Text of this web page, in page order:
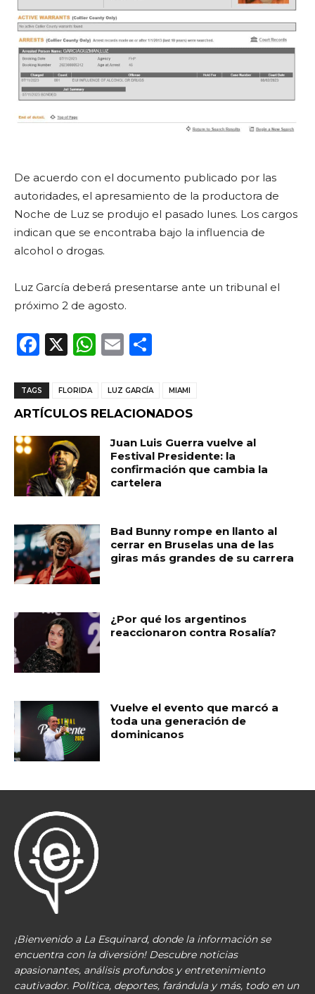
De acuerdo con el documento publicado por las
autoridades, el apresamiento de la productora de
Noche de Luz se produjo el pasado lunes. Los cargos
indican que se encontraba bajo la influencia de
alcohol o drogas.
Luz García deberá presentarse ante un tribunal el
próximo 2 de agosto.
F
c
e
b
o
o
k
X
W
a
ts
A
p
E
ai
l
m
p
ar
ti
r
TAGS FLORIDA LUZ GARCÍA MIAMI
ARTÍCULOS RELACIONADOS
Juan Luis Guerra vuelve al
Festival Presidente: la
confirmación que cambia la
cartelera
Bad Bunny rompe en llanto al
cerrar en Bruselas una de las
giras más grandes de su carrera
¿Por qué los argentinos
reaccionaron contra Rosalía?
Vuelve el evento que marcó a
toda una generación de
dominicanos
¡Bienvenido a La Esquinard, donde la información se
encuentra con la diversión! Descubre noticias
apasionantes, análisis profundos y entretenimiento
cautivador. Política, deportes, farándula y más, todo en un